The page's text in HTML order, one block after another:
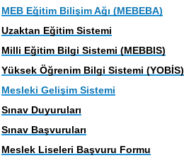
MEB Eğitim Bilişim Ağı (MEBEBA)
Uzaktan Eğitim Sistemi
Milli Eğitim Bilgi Sistemi (MEBBIS)
Yüksek Öğrenim Bilgi Sistemi (YOBİS)
Mesleki Gelişim Sistemi
Sınav Duyuruları
Sınav Başvuruları
Meslek Liseleri Başvuru Formu